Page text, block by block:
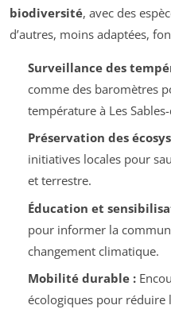
biodiversité, avec des
d’autres, moins adaptées,
Surveillance des
comme des baromètres
température à Les
Préservation des
initiatives locales pour
et terrestre.
Éducation et
pour informer la
changement climatique.
Mobilité durable :
écologiques pour réduire